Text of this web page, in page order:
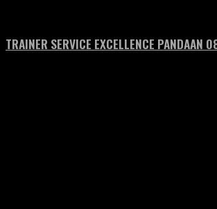
TRAINER SERVICE EXCELLENCE